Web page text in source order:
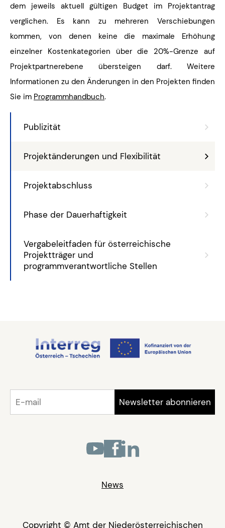
Publizität
Projektänderungen und Flexibilität
Projektabschluss
Phase der Dauerhaftigkeit
Vergabeleitfaden für österreichische
Projektträger und
programmverantwortliche Stellen
dem jeweils aktuell gültigen Budget im Projektantrag
verglichen. Es kann zu mehreren Verschiebungen
kommen, von denen keine die maximale Erhöhung
einzelner Kostenkategorien über die 20%-Grenze auf
Projektpartnerebene übersteigen darf. Weitere
Informationen zu den Änderungen in den Projekten finden
Sie im Programmhandbuch.
News
Copyright © Amt der Niederösterreichischen